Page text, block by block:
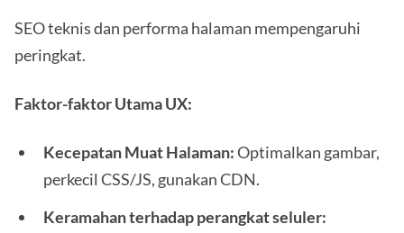
SEO teknis dan performa halaman mempengaruhi
peringkat.
Faktor-faktor Utama UX:
Kecepatan Muat Halaman:Optimalkan gambar,
perkecil CSS/JS, gunakan CDN.
Keramahan terhadap perangkat seluler: